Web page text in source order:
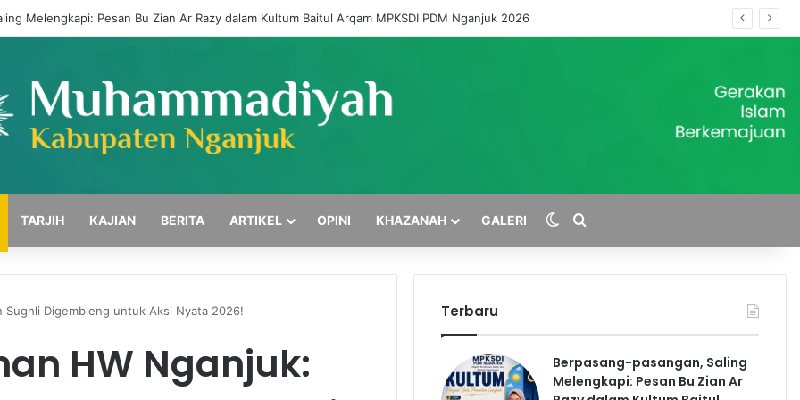
Melengkapi: Pesan Bu Zian Ar Razy dalam Kultum Baitul Arqam MPKSDI PDM Nganjuk 2026
TARJIH KAJIAN BERITA ARTIKEL OPINI KHAZANAH GALERI Switch skin
Cari
Sughli Digembleng untuk Aksi Nyata 2026!
HW Nganjuk:
Terbaru
Berpasang-pasangan, Saling
Melengkapi: Pesan Bu Zian Ar